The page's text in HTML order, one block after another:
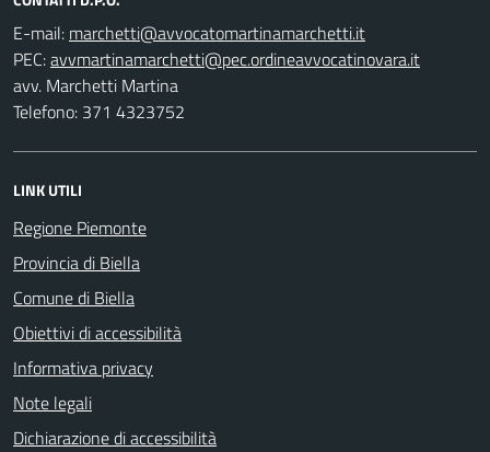
E-mail:
PEC:
avv. Marchetti Martina
Telefono: 371 4323752
LINK UTILI
Regione Piemonte
Provincia di Biella
Comune di Biella
Obiettivi di accessibilità
Informativa privacy
Note legali
Dichiarazione di accessibilità